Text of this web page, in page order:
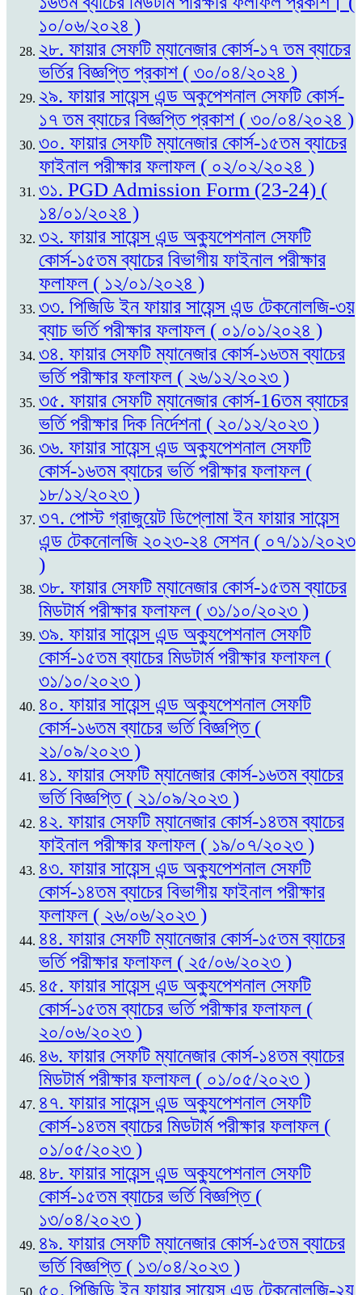
১০/০৬/২০২৪ )
২৮. ফায়ার সেফটি ম্যানেজার কোর্স-১৭ তম ব্যাচের
ভর্তির বিজ্ঞপ্তি প্রকাশ ( ৩০/০৪/২০২৪ )
২৯. ফায়ার সায়েন্স এন্ড অকুপেশনাল সেফটি কোর্স-
১৭ তম ব্যাচের বিজ্ঞপ্তি প্রকাশ ( ৩০/০৪/২০২৪ )
৩০. ফায়ার সেফটি ম্যানেজার কোর্স-১৫তম ব্যাচের
ফাইনাল পরীক্ষার ফলাফল ( ০২/০২/২০২৪ )
৩১. PGD Admission Form (23-24) (
১৪/০১/২০২৪ )
৩২. ফায়ার সায়েন্স এন্ড অক্যুপেশনাল সেফটি
কোর্স-১৫তম ব্যাচের বিভাগীয় ফাইনাল পরীক্ষার
ফলাফল ( ১২/০১/২০২৪ )
৩৩. পিজিডি ইন ফায়ার সায়েন্স এন্ড টেকনোলজি-৩য়
ব্যাচ ভর্তি পরীক্ষার ফলাফল ( ০১/০১/২০২৪ )
৩৪. ফায়ার সেফটি ম্যানেজার কোর্স-১৬তম ব্যাচের
ভর্তি পরীক্ষার ফলাফল ( ২৬/১২/২০২৩ )
৩৫. ফায়ার সেফটি ম্যানেজার কোর্স-16তম ব্যাচের
ভর্তি পরীক্ষার দিক নির্দেশনা ( ২০/১২/২০২৩ )
৩৬. ফায়ার সায়েন্স এন্ড অক্যুপেশনাল সেফটি
কোর্স-১৬তম ব্যাচের ভর্তি পরীক্ষার ফলাফল (
১৮/১২/২০২৩ )
৩৭. পোস্ট গ্রাজুয়েট ডিপ্লোমা ইন ফায়ার সায়েন্স
এন্ড টেকনোলজি ২০২৩-২৪ সেশন ( ০৭/১১/২০২৩
)
৩৮. ফায়ার সেফটি ম্যানেজার কোর্স-১৫তম ব্যাচের
মিডটার্ম পরীক্ষার ফলাফল ( ৩১/১০/২০২৩ )
৩৯. ফায়ার সায়েন্স এন্ড অক্যুপেশনাল সেফটি
কোর্স-১৫তম ব্যাচের মিডটার্ম পরীক্ষার ফলাফল (
৩১/১০/২০২৩ )
৪০. ফায়ার সায়েন্স এন্ড অক্যুপেশনাল সেফটি
কোর্স-১৬তম ব্যাচের ভর্তি বিজ্ঞপ্তি (
২১/০৯/২০২৩ )
৪১. ফায়ার সেফটি ম্যানেজার কোর্স-১৬তম ব্যাচের
ভর্তি বিজ্ঞপ্তি ( ২১/০৯/২০২৩ )
৪২. ফায়ার সেফটি ম্যানেজার কোর্স-১৪তম ব্যাচের
ফাইনাল পরীক্ষার ফলাফল ( ১৯/০৭/২০২৩ )
৪৩. ফায়ার সায়েন্স এন্ড অক্যুপেশনাল সেফটি
কোর্স-১৪তম ব্যাচের বিভাগীয় ফাইনাল পরীক্ষার
ফলাফল ( ২৬/০৬/২০২৩ )
৪৪. ফায়ার সেফটি ম্যানেজার কোর্স-১৫তম ব্যাচের
ভর্তি পরীক্ষার ফলাফল ( ২৫/০৬/২০২৩ )
৪৫. ফায়ার সায়েন্স এন্ড অক্যুপেশনাল সেফটি
কোর্স-১৫তম ব্যাচের ভর্তি পরীক্ষার ফলাফল (
২০/০৬/২০২৩ )
৪৬. ফায়ার সেফটি ম্যানেজার কোর্স-১৪তম ব্যাচের
মিডটার্ম পরীক্ষার ফলাফল ( ০১/০৫/২০২৩ )
৪৭. ফায়ার সায়েন্স এন্ড অক্যুপেশনাল সেফটি
কোর্স-১৪তম ব্যাচের মিডটার্ম পরীক্ষার ফলাফল (
০১/০৫/২০২৩ )
৪৮. ফায়ার সায়েন্স এন্ড অক্যুপেশনাল সেফটি
কোর্স-১৫তম ব্যাচের ভর্তি বিজ্ঞপ্তি (
১৩/০৪/২০২৩ )
৪৯. ফায়ার সেফটি ম্যানেজার কোর্স-১৫তম ব্যাচের
ভর্তি বিজ্ঞপ্তি ( ১৩/০৪/২০২৩ )
৫০. পিজিডি ইন ফায়ার সায়েন্স এন্ড টেকনোলজি-২য়